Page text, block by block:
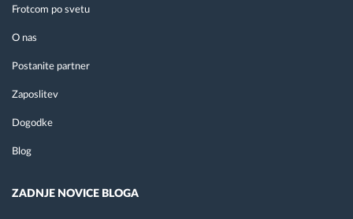
Frotcom po svetu
O nas
Postanite partner
Zaposlitev
Dogodke
Blog
ZADNJE NOVICE BLOGA